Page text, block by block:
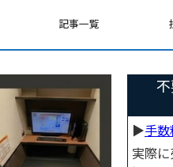
記事一覧
▶︎手
実際